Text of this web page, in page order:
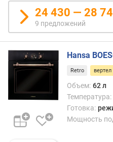
т
а
д
л
я
в
т
а
и
24 430 — 28
9 предложений
Hansa
Retro вертел
Объем: 62 л
Температура:
Готовка:
Мощность